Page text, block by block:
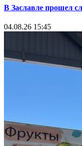
В Заславле прошел
04.08.26 15:45